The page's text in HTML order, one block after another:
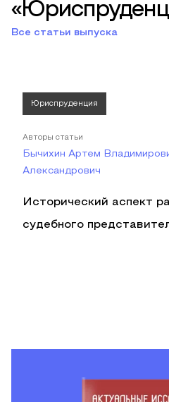
Все статьи выпуска
Юриспруденция
Авторы статьи
Бычихин Артем
Александрович
Исторический аспект
судебного